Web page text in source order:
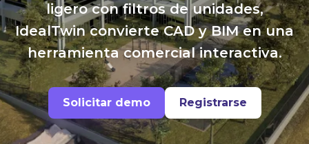
ligero con filtros de unidades,
IdealTwin convierte CAD y BIM en una
herramienta comercial interactiva.
Solicitar demo Registrarse